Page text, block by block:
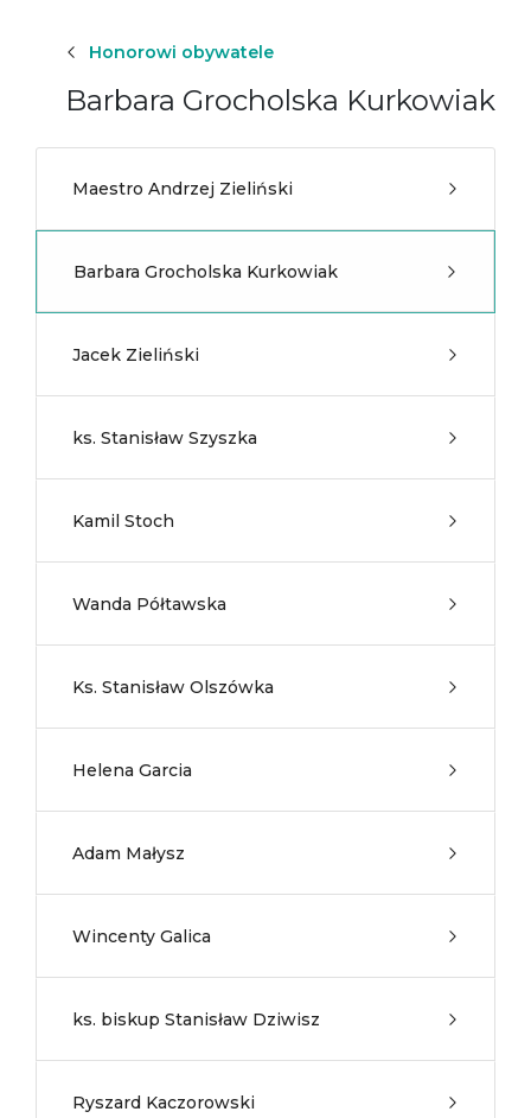
Honorowi obywatele
Barbara Grocholska Kurkowiak
Maestro Andrzej Zieliński
Barbara Grocholska Kurkowiak
Jacek Zieliński
ks. Stanisław Szyszka
Kamil Stoch
Wanda Półtawska
Ks. Stanisław Olszówka
Helena Garcia
Adam Małysz
Wincenty Galica
ks. biskup Stanisław Dziwisz
Ryszard Kaczorowski